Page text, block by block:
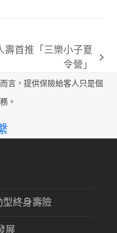
壽首推「三樂小子夏
令營」
言，提供保險給客人只是個
。
型終身壽險
展